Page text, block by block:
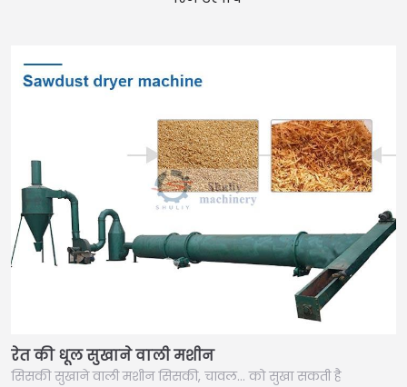
रेत की धूल सुखाने वाली मशीन
सिसकी सुखाने वाली मशीन सिसकी, चावल… को सुखा सकती है